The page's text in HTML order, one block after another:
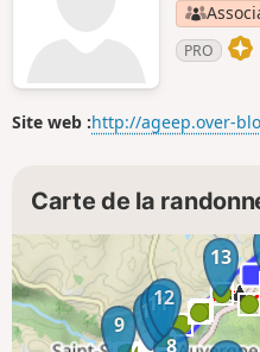
PRO
Site web :http://ageep.over-
Carte de la
8
9
10
11
12
13